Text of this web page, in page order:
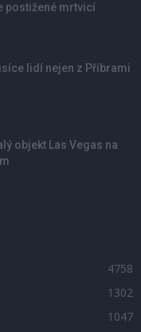
postižené mrtvicí
lidí nejen z Příbrami
objekt Las Vegas na
4758
1302
1047